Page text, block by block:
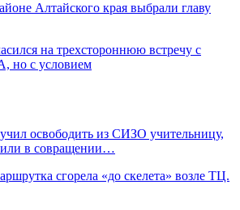
Алтайского края выбрали главу
на трехстороннюю встречу с
но с условием
освободить из СИЗО учительницу,
в совращении…
сгорела «до скелета» возле ТЦ.